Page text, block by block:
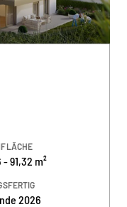
91,32 m²
2026